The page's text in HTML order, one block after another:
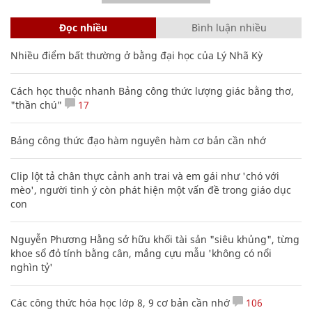
Đọc nhiều Bình luận nhiều
Nhiều điểm bất thường ở bằng đại học của Lý Nhã Kỳ
Cách học thuộc nhanh Bảng công thức lượng giác bằng thơ,
"thần chú"
17
Bảng công thức đạo hàm nguyên hàm cơ bản cần nhớ
Clip lột tả chân thực cảnh anh trai và em gái như 'chó với
mèo', người tinh ý còn phát hiện một vấn đề trong giáo dục
con
Nguyễn Phương Hằng sở hữu khối tài sản "siêu khủng", từng
khoe sổ đỏ tính bằng cân, mắng cựu mẫu 'không có nổi
nghìn tỷ'
Các công thức hóa học lớp 8, 9 cơ bản cần nhớ 106